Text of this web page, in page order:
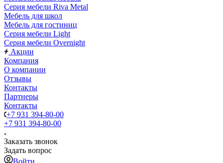
Серия мебели Riva Metal
Мебель для школ
Мебель для гостиниц
Серия мебели Light
Серия мебели Overnight
Акции
Компания
О компании
Отзывы
Контакты
Партнеры
Контакты
+7 931 394-80-00
+7 931 394-80-00
Заказать звонок
Задать вопрос
Войти